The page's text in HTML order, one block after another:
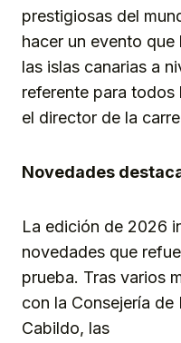
prestigiosas del
hacer un evento
las islas canarias a
referente para todos
el director de la
Novedades
La edición de 2026
novedades que
prueba. Tras varios
con la Consejería
Cabildo, las